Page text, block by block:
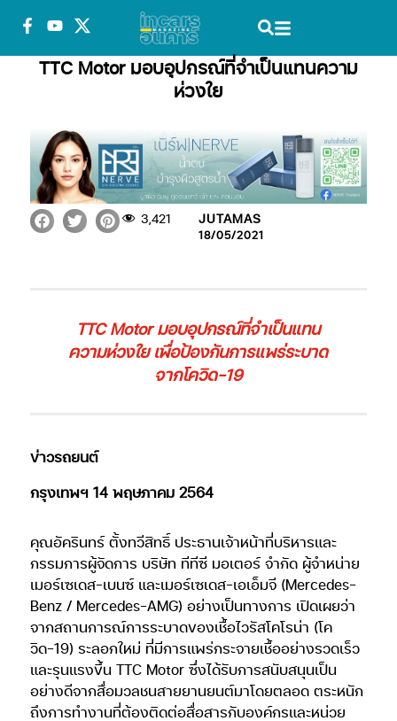
TTC Motor มอบอุปกรณ์ที่จำเป็นแทนความ
ห่วงใย
JUTAMAS
18/05/2021
3,421
TTC Motor มอบอุปกรณ์ที่จำเป็นแทน
ความห่วงใย เพื่อป้องกันการแพร่ระบาด
จากโควิด-19
ข่าวรถยนต์
กรุงเทพฯ 14 พฤษภาคม 2564
คุณอัครินทร์ ตั้งทวีสิทธิ์ ประธานเจ้าหน้าที่บริหารและ
กรรมการผู้จัดการ บริษัท ทีทีซี มอเตอร์ จำกัด ผู้จำหน่าย
เมอร์เซเดส-เบนซ์ และเมอร์เซเดส-เอเอ็มจี (Mercedes-
Benz / Mercedes-AMG) อย่างเป็นทางการ เปิดเผยว่า
จากสถานการณ์การระบาดของเชื้อไวรัสโคโรน่า (โค
วิด-19) ระลอกใหม่ ที่มีการแพร่กระจายเชื้ออย่างรวดเร็ว
และรุนแรงขึ้น TTC Motor ซึ่งได้รับการสนับสนุนเป็น
อย่างดีจากสื่อมวลชนสายยานยนต์มาโดยตลอด ตระหนัก
ถึงการทำงานที่ต้องติดต่อสื่อสารกับองค์กรและหน่วย